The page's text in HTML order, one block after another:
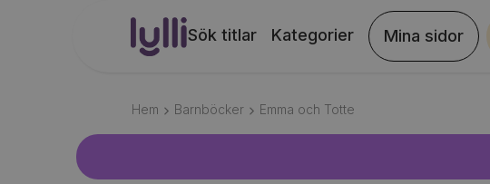
Sök titlar Kategorier Mina sidor
Hem Barnböcker Emma och Totte